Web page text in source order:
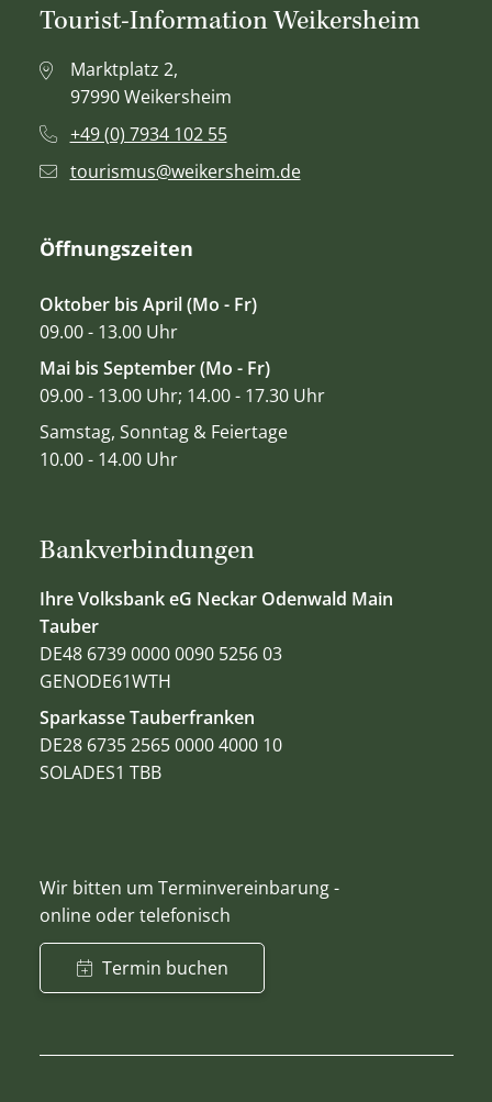
Bankverbindungen
Ihre Volksbank eG Neckar Odenwald Main
Tauber
DE48 6739 0000 0090 5256 03
GENODE61WTH
Sparkasse Tauberfranken
DE28 6735 2565 0000 4000 10
SOLADES1 TBB
Wir bitten um Terminvereinbarung -
online oder telefonisch
Termin buchen
Tourist-Information Weikersheim
Marktplatz 2,
97990 Weikersheim
+49 (0) 7934 102 55
tourismus@weikersheim.de
Öffnungszeiten
Oktober bis April (Mo - Fr)
09.00 - 13.00 Uhr
Mai bis September (Mo - Fr)
09.00 - 13.00 Uhr; 14.00 - 17.30 Uhr
Samstag, Sonntag & Feiertage
10.00 - 14.00 Uhr